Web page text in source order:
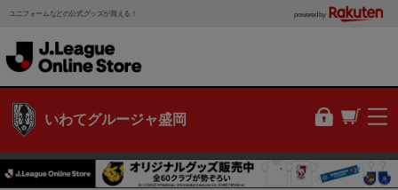
ユニフォームなどの公式グッズが買える！ powered by
いわてグルージャ盛岡